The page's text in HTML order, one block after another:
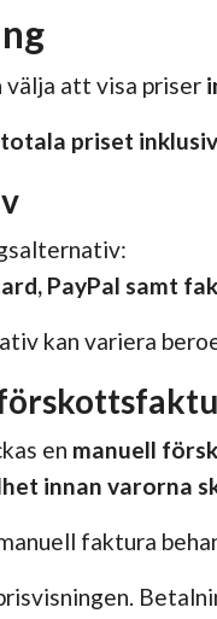
välja att visa priser
priset
PayPal samt
kan variera
en manuell
innan varorna
faktura